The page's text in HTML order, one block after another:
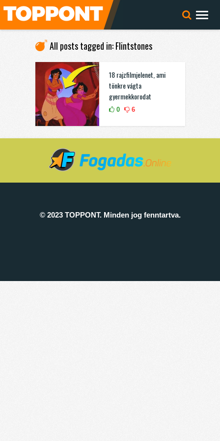
All posts tagged in: Flintstones
18 rajzfilmjelenet, ami
tönkre vágta
gyermekkorodat
0 6
© 2023 TOPPONT. Minden jog fenntartva.